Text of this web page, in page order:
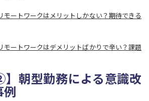
モートワークはメリットしかない？期待できる
モートワークはデメリットばかりで辛い？課題
】朝型勤務による意識改
例